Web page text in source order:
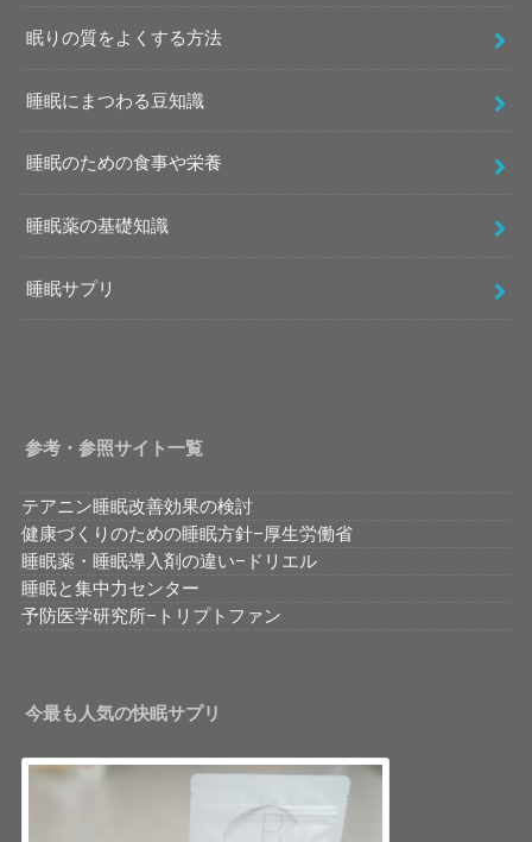
眠りの質をよくする方法
睡眠にまつわる豆知識
睡眠のための食事や栄養
睡眠薬の基礎知識
睡眠サプリ
参考・参照サイト一覧
テアニン睡眠改善効果の検討
健康づくりのための睡眠方針−厚生労働省
睡眠薬・睡眠導入剤の違い−ドリエル
睡眠と集中力センター
予防医学研究所−トリプトファン
今最も人気の快眠サプリ